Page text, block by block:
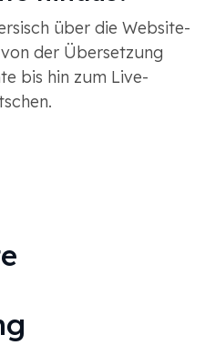
über die Website-
der Übersetzung
bis hin zum Live-